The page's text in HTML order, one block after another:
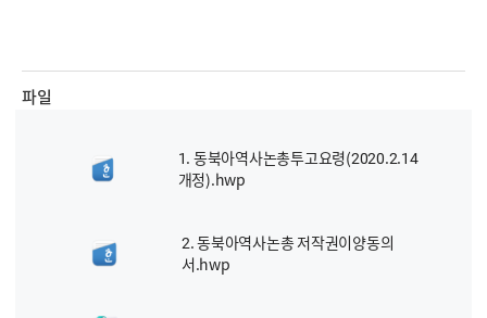
파일
1. 동북아역사논총투고요령(2020.2.14
개정).hwp
2. 동북아역사논총 저작권이양동의
서.hwp